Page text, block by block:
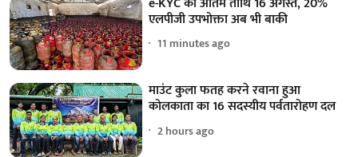
एलपीजी उपभोक्ता अब भी बाकी
11 minutes ago
माउंट कुला फतह करने रवाना हुआ
कोलकाता का 16 सदस्यीय पर्वतारोहण दल
2 hours ago